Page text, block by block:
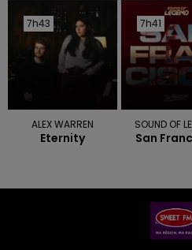
7h43
7h43
ALEX WARREN
Eternity
7h41
7h41
SOUND OF
San